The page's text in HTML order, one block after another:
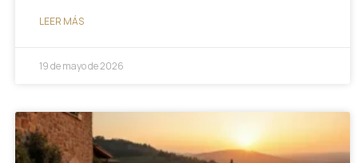
LEER MÁS
19 de mayo de 2026